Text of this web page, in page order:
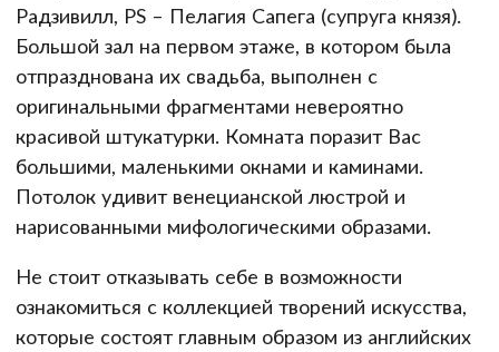
Радзивилл, PS – Пелагия Сапега (супруга князя).
Большой зал на первом этаже, в котором была
отпразднована их свадьба, выполнен с
оригинальными фрагментами невероятно
красивой штукатурки. Комната поразит Вас
большими, маленькими окнами и каминами.
Потолок удивит венецианской люстрой и
нарисованными мифологическими образами.
Не стоит отказывать себе в возможности
ознакомиться с коллекцией творений искусства,
которые состоят главным образом из английских